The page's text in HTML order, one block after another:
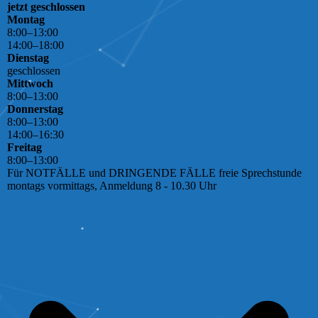
jetzt geschlossen
Montag
8:00–13:00
14:00–18:00
Dienstag
geschlossen
Mittwoch
8:00–13:00
Donnerstag
8:00–13:00
14:00–16:30
Freitag
8:00–13:00
Für NOTFÄLLE und DRINGENDE FÄLLE freie Sprechstunde
montags vormittags, Anmeldung 8 - 10.30 Uhr